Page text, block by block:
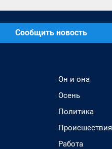
Сообщить новость
Он и она
Осень
Политика
Происшествия
Работа